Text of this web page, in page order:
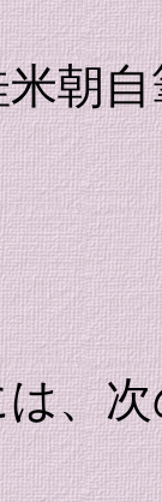
朝
、